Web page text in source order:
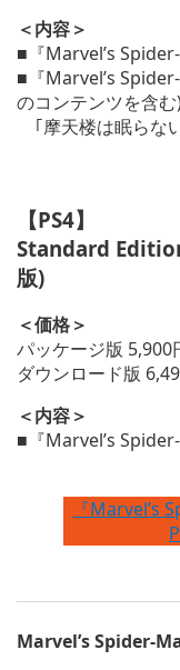
＜内容＞
■『Marvel’s
■『Marvel’s
のコンテンツを含
｢摩天楼は眠らな
【PS4】
Standard
版)
＜価格＞
パッケージ版 5,900
ダウンロード版
＜内容＞
■『Marvel’s
『Marvel’s
Marvel’s Spider-